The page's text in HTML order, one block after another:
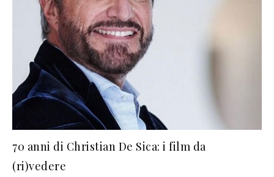
70 anni di Christian De Sica: i film da
(ri)vedere